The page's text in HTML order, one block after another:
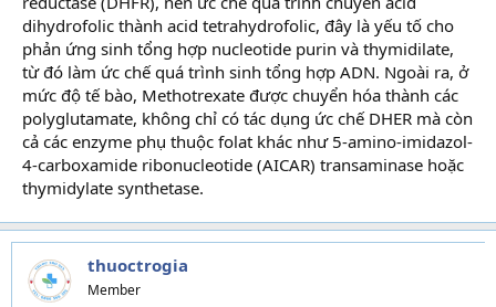
dihydrofolic thành acid tetrahydrofolic, đây là yếu tố cho
phản ứng sinh tổng hợp nucleotide purin và thymidilate,
từ đó làm ức chế quá trình sinh tổng hợp ADN. Ngoài ra, ở
mức độ tế bào, Methotrexate được chuyển hóa thành các
polyglutamate, không chỉ có tác dụng ức chế DHER mà còn
cả các enzyme phụ thuộc folat khác như 5-amino-imidazol-
4-carboxamide ribonucleotide (AICAR) transaminase hoặc
thymidylate synthetase.
thuoctrogia
Member